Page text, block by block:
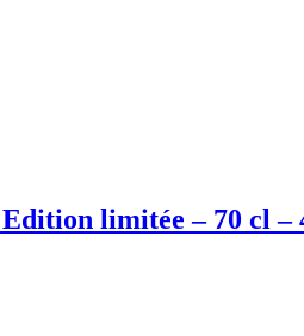
Edition limitée – 70 cl –